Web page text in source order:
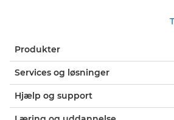
Produkter
Services og løsninger
Hjælp og support